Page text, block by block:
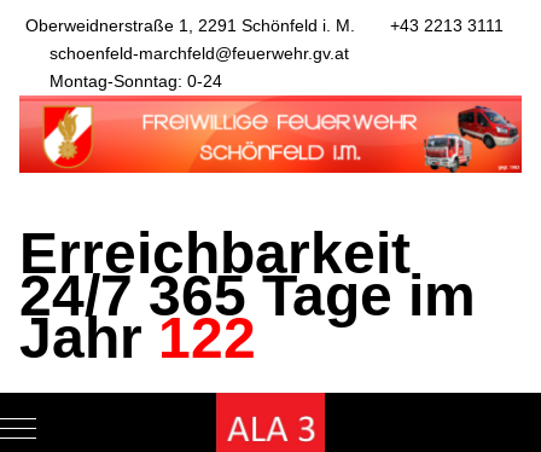
Oberweidnerstraße 1, 2291 Schönfeld i. M.
+43 2213 3111
schoenfeld-marchfeld@feuerwehr.gv.at
Montag-Sonntag: 0-24
Erreichbarkeit
24/7 365 Tage im
Jahr122
Mobile Menu Toggle